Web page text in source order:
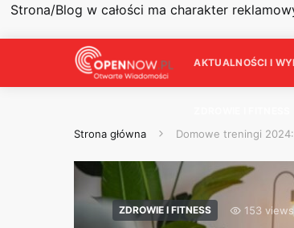
Strona/Blog w całości ma charakter
AKTUALNOŚCI I
Strona główna Domowe treningi
ZDROWIE I FITNESS 153 views